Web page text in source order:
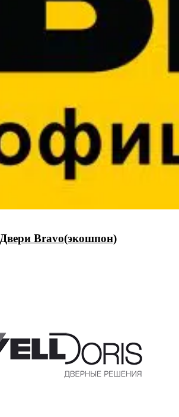
Двери Bravo(экошпон)